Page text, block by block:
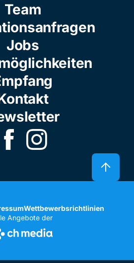
Team
Jobs
Wettbewerbsrichtlinien
Angebote der